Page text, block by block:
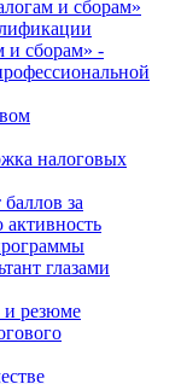
и сборам»
и сборам» -
налоговых
за
глазами
и резюме